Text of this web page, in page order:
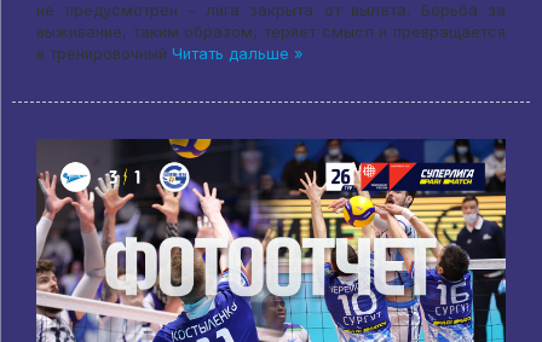
не предусмотрен – лига закрыта от вылета. Борьба за
выживание, таким образом, теряет смысл и превращается
в тренировочный Читать дальше »